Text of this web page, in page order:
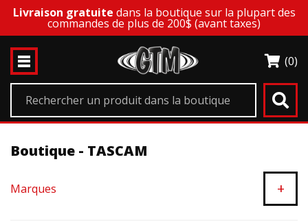
Livraison gratuite dans la boutique sur la plupart des
commandes de plus de 200$ (avant taxes)
(0)
Boutique - TASCAM
Marques +